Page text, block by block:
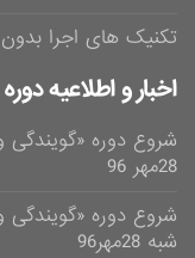
تکنیک های اجرا
اخبار و اطلاعیه
28مهر 96
شبه 28مهر96